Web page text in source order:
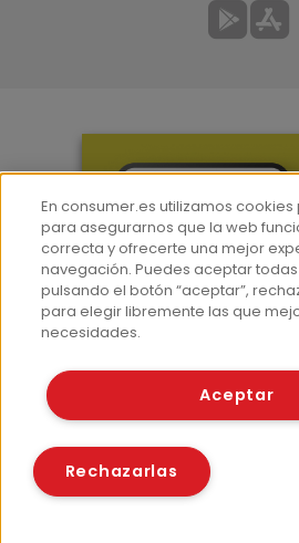
Contacto
Prensa
Corpus Lingüístico
© Fundación
Políticas de
En consumer.es utilizamos
para asegurarnos que la web
correcta y ofrecerte una mejor
navegación. Puedes aceptar
pulsando el botón “aceptar”,
para elegir libremente las que
necesidades.
Aceptar
Rechazarlas